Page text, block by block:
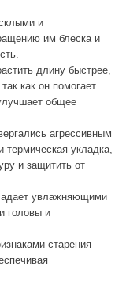
и
им блеска и
длину быстрее,
как он помогает
общее
агрессивным
термическая укладка,
и защитить от
увлажняющими
головы и
старения